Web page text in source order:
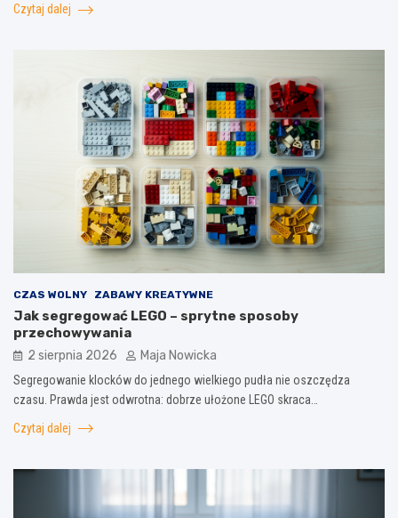
Czytaj dalej
CZAS WOLNY ZABAWY KREATYWNE
Jak segregować LEGO – sprytne sposoby
przechowywania
2 sierpnia 2026 Maja Nowicka
Segregowanie klocków do jednego wielkiego pudła nie oszczędza
czasu. Prawda jest odwrotna: dobrze ułożone LEGO skraca…
Czytaj dalej